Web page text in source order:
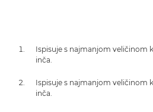
Ispisuje s najmanjom veličinom
inča.
Ispisuje s najmanjom veličinom
inča.